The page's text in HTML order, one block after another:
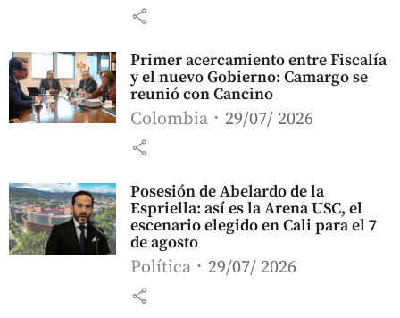
share
Primer acercamiento entre Fiscalía
y el nuevo Gobierno: Camargo se
reunió con Cancino
Colombia 29/07/ 2026
share
Posesión de Abelardo de la
Espriella: así es la Arena USC, el
escenario elegido en Cali para el 7
de agosto
Política 29/07/ 2026
share